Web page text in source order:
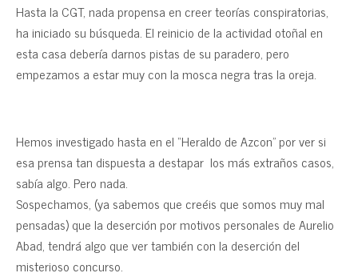
Hasta la CGT, nada propensa en creer teorías conspiratorias,
ha iniciado su búsqueda. El reinicio de la actividad otoñal en
esta casa debería darnos pistas de su paradero, pero
empezamos a estar muy con la mosca negra tras la oreja.
Hemos investigado hasta en el “Heraldo de Azcon” por ver si
esa prensa tan dispuesta a destapar los más extraños casos,
sabía algo. Pero nada.
Sospechamos, (ya sabemos que creéis que somos muy mal
pensadas) que la deserción por motivos personales de Aurelio
Abad, tendrá algo que ver también con la deserción del
misterioso concurso.